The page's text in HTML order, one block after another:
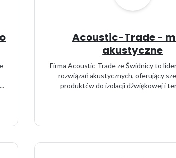
Acoustic-Trade -
akustyczne
Firma Acoustic-Trade ze Świdnicy to
rozwiązań akustycznych, oferujący
produktów do izolacji dźwiękowej i